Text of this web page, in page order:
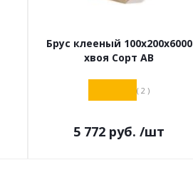
Брус клееный 100х200х6000
хвоя Сорт АВ
( 2 )
5 772 руб. /шт